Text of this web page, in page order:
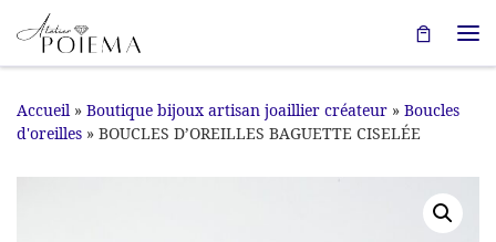
Passer au contenu
Accueil » Boutique bijoux artisan joaillier créateur » Boucles
d'oreilles » BOUCLES D’OREILLES BAGUETTE CISELÉE